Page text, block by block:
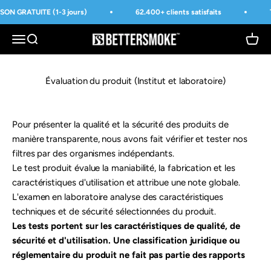
Passer au contenu
GRATUITE (1-3 jours) 62.400+ clients satisfaits
Ouvrir la navigation
Ouvrir la rechercheBetterSmoke™ Voir
Évaluation du produit (Institut et laboratoire)
Pour présenter la qualité et la sécurité des produits de
manière transparente, nous avons fait vérifier et tester nos
filtres par des organismes indépendants.
Le test produit évalue la maniabilité, la fabrication et les
caractéristiques d'utilisation et attribue une note globale.
L'examen en laboratoire analyse des caractéristiques
techniques et de sécurité sélectionnées du produit.
Les tests portent sur les caractéristiques de qualité, de
sécurité et d'utilisation. Une classification juridique ou
réglementaire du produit ne fait pas partie des rapports